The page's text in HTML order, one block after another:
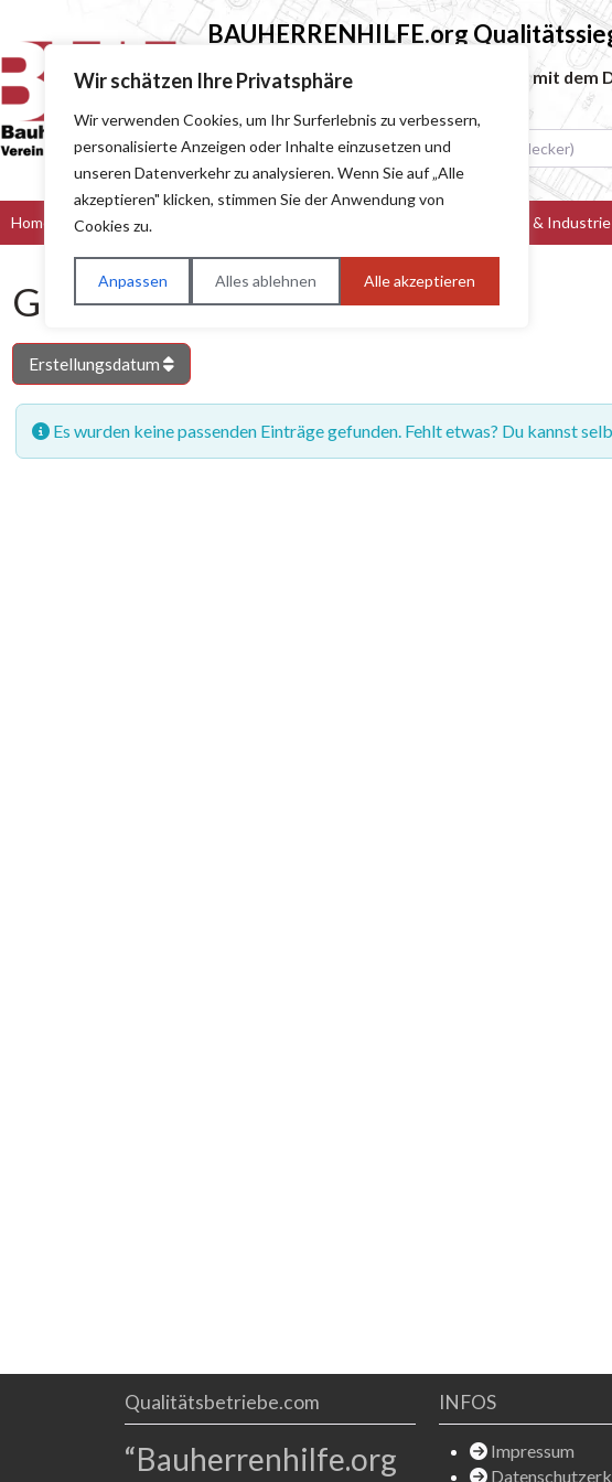
Wir schätzen Ihre Privatsphäre
Wir verwenden Cookies, um Ihr Surferlebnis zu verbessern,
personalisierte Anzeigen oder Inhalte einzusetzen und
unseren Datenverkehr zu analysieren. Wenn Sie auf „Alle
akzeptieren" klicken, stimmen Sie der Anwendung von
Cookies zu.
Anpassen Alles ablehnen Alle akzeptieren
BAUHERRENHILFE.org
Sie finden hier nur Qualitätsbetriebe, die mit dem
Suchen nach (z.B. Baumeister oder Dachdecker)
Home Bau & Handwerk Hersteller & Industrie
GD-Archiv
Erstellungsdatum
Es wurden keine passenden Einträge gefunden. Fehlt etwas? Du kannst
Qualitätsbetriebe.com
“Bauherrenhilfe.org
INFOS
Impressum